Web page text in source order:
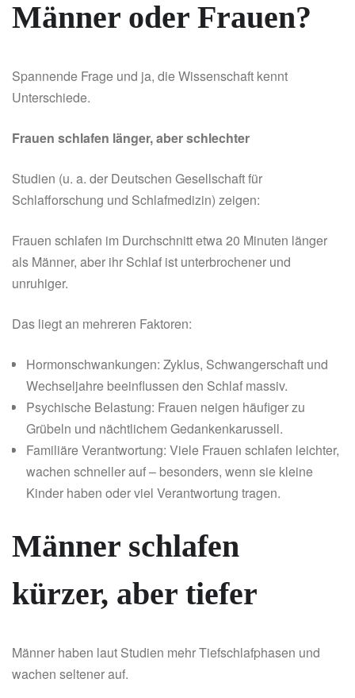
Männer oder Frauen?
Spannende Frage und ja, die Wissenschaft kennt
Unterschiede.
Frauen schlafen länger, aber schlechter
Studien (u. a. der Deutschen Gesellschaft für
Schlafforschung und Schlafmedizin) zeigen:
Frauen schlafen im Durchschnitt etwa 20 Minuten länger
als Männer, aber ihr Schlaf ist unterbrochener und
unruhiger.
Das liegt an mehreren Faktoren:
Hormonschwankungen: Zyklus, Schwangerschaft und
Wechseljahre beeinflussen den Schlaf massiv.
Psychische Belastung: Frauen neigen häufiger zu
Grübeln und nächtlichem Gedankenkarussell.
Familiäre Verantwortung: Viele Frauen schlafen leichter,
wachen schneller auf – besonders, wenn sie kleine
Kinder haben oder viel Verantwortung tragen.
Männer schlafen
kürzer, aber tiefer
Männer haben laut Studien mehr Tiefschlafphasen und
wachen seltener auf.